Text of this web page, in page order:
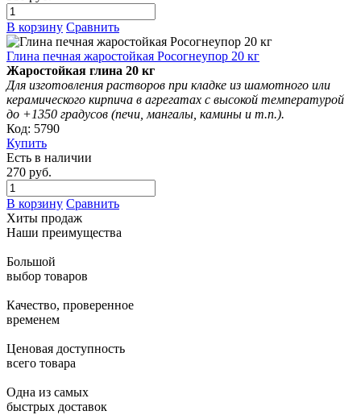
В корзину Сравнить
Глина печная жаростойкая Росогнеупор 20 кг
Жаростойкая глина 20 кг
Для изготовления растворов при кладке из шамотного или
керамического кирпича в агрегатах с высокой температурой
до +1350 градусов (печи, мангалы, камины и т.п.).
Код: 5790
Купить
Есть в наличии
270 руб.
В корзину Сравнить
Хиты продаж
Наши преимущества
Большой
выбор товаров
Качество, проверенное
временем
Ценовая доступность
всего товара
Одна из самых
быстрых доставок